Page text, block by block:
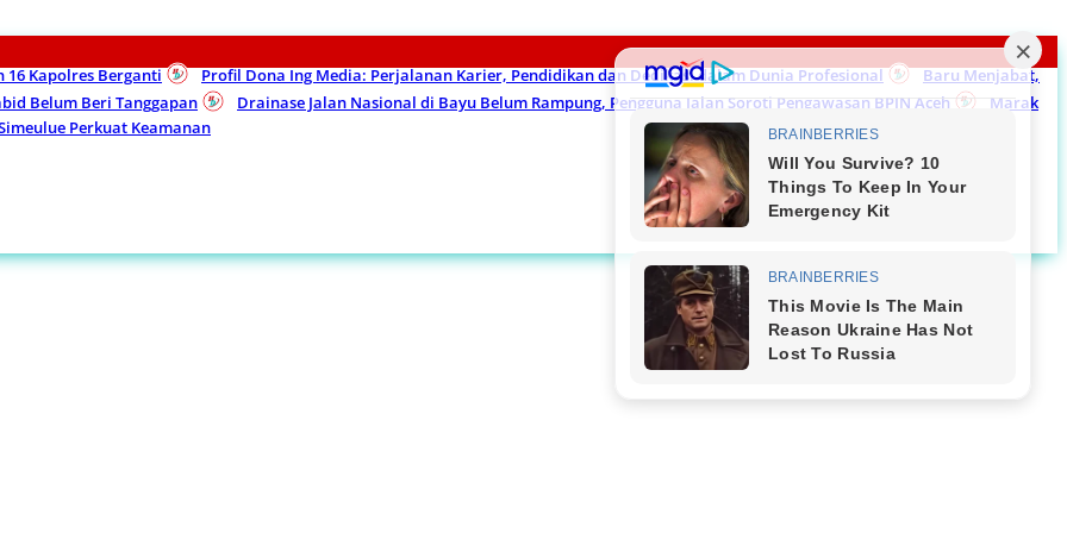
16 Kapolres Berganti
Profil Dona Ing Media: Perjalanan Karier, Pendidikan dan Dedikasi dalam Dunia Profesional
Baru Menjabat,
Belum Beri Tanggapan
Drainase Jalan Nasional di Bayu Belum Rampung, Pengguna Jalan Soroti Pengawasan BPJN Aceh
Marak
Perkuat Keamanan